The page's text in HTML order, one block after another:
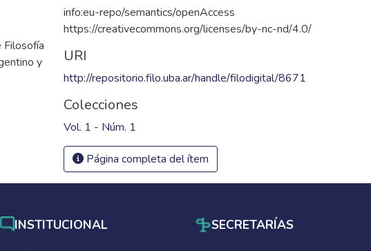
Filosofía
y
info:eu-repo/semantics/openAccess
https://creativecommons.org/licenses/by-nc-nd/4.0/
URI
http://repositorio.filo.uba.ar/handle/filodigital/8671
Colecciones
Vol. 1 - Núm. 1
Página completa del ítem
INSTITUCIONAL SECRETARÍAS